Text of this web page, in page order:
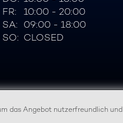
das Angebot nutzerfreundlich und
FR:
10:00 - 20:00
SA: 09:00 - 18:00
SO: CLOSED